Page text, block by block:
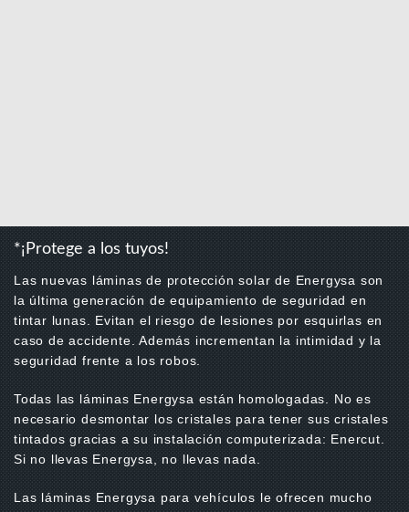
*¡Protege a los tuyos!
Las nuevas láminas de protección solar de Energysa son
la última generación de equipamiento de seguridad en
tintar lunas. Evitan el riesgo de lesiones por esquirlas en
caso de accidente. Además incrementan la intimidad y la
seguridad frente a los robos.
Todas las láminas Energysa están homologadas. No es
necesario desmontar los cristales para tener sus cristales
tintados gracias a su instalación computerizada: Enercut.
Si no llevas Energysa, no llevas nada.
Las láminas Energysa para vehículos le ofrecen mucho